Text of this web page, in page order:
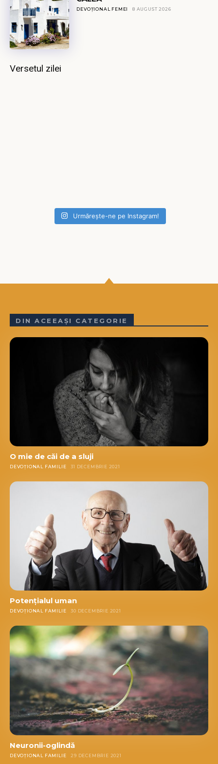
DEVOȚIONAL FEMEI 8 AUGUST 2026
Versetul zilei
Urmărește-ne pe Instagram!
DIN ACEEAȘI CATEGORIE
O mie de căi de a sluji
DEVOȚIONAL FAMILIE 31 DECEMBRIE 2021
Potenţialul uman
DEVOȚIONAL FAMILIE 30 DECEMBRIE 2021
Neuronii-oglindă
DEVOȚIONAL FAMILIE 29 DECEMBRIE 2021